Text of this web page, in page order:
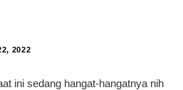
2022
ini sedang hangat-hangatnya nih